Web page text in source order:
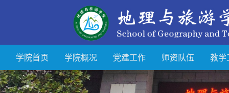
学院首页 学院概况 党建工作 师资队伍 教学